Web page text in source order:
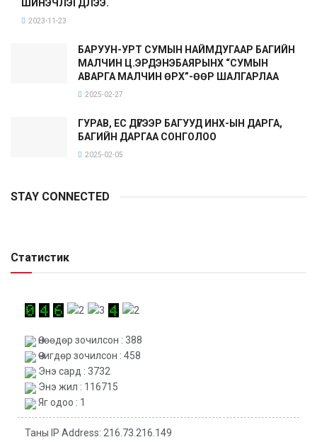
ШИНЭЧЛЭГДЛЭЭ.
2023-11-23
БАРУУН-УРТ СУМЫН НАЙМДУГААР БАГИЙН
МАЛЧИН Ц.ЭРДЭНЭБАЯРЫНХ “СУМЫН
АВАРГА МАЛЧИН ӨРХ”-ӨӨР ШАЛГАРЛАА
2025-02-27
ГУРАВ, ЕС ДҮГЭЭР БАГУУД ИНХ-ЫН ДАРГА,
БАГИЙН ДАРГАА СОНГОЛОО
2025-02-05
STAY CONNECTED
Статистик
Өнөөдөр зочилсон : 388
Өчигдөр зочилсон : 458
Энэ сард : 3732
Энэ жил : 116715
Яг одоо : 1
Таны IP Address: 216.73.216.149